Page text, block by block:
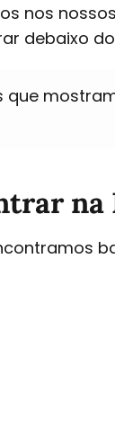
nos
debaixo
que
na